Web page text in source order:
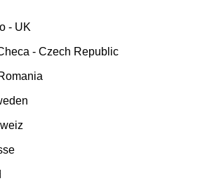
- UK
- Czech Republic